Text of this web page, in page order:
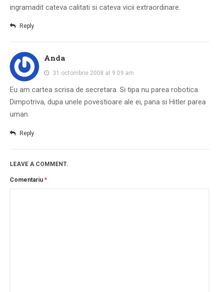
ingramadit cateva calitati si cateva vicii extraordinare.
Reply
Anda
31 octombrie 2008 at 9:09 am
Eu am cartea scrisa de secretara. Si tipa nu parea robotica.
Dimpotriva, dupa unele povestioare ale ei, pana si Hitler parea
uman.
Reply
LEAVE A COMMENT.
Comentariu *